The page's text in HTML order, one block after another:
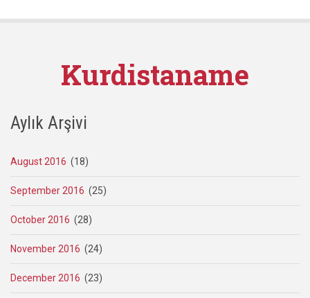
Kurdistaname
Aylık Arşivi
August 2016 (18)
September 2016 (25)
October 2016 (28)
November 2016 (24)
December 2016 (23)